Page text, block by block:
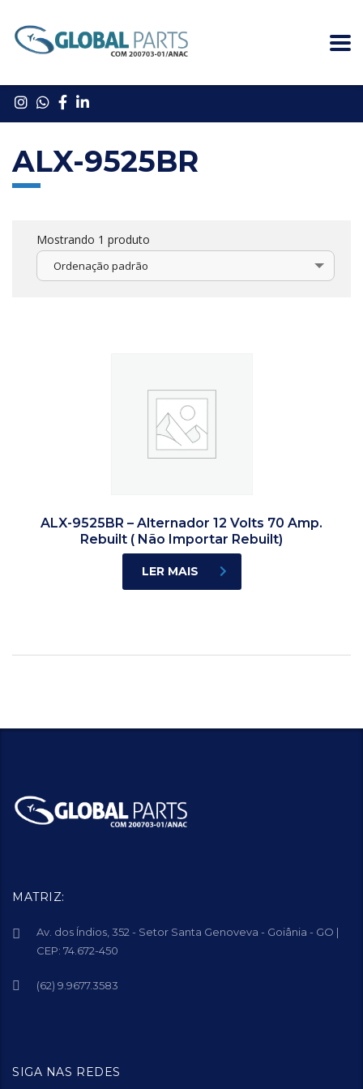
ALX-9525BR
Mostrando 1 produto
Ordenação padrão
ALX-9525BR – Alternador 12 Volts 70 Amp.
Rebuilt ( Não Importar Rebuilt)
LER MAIS
MATRIZ:
Av. dos Índios, 352 - Setor Santa Genoveva - Goiânia - GO |
CEP: 74.672-450
(62) 9.9677.3583
SIGA NAS REDES